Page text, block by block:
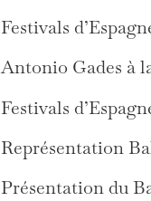
Festivals
Antonio Gades à
Festivals
Représentation
Présentation du